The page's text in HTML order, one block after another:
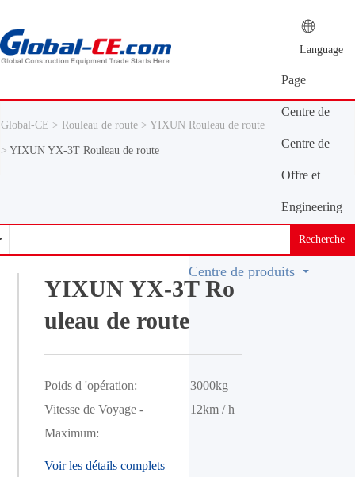
Language
Page
d'accueil
Centre de
presse
Centre de
produits
Offre et
demande
Engineering
Machinery
Vocabulary
Recherche
Centre de produits
Global-CE > Rouleau de route > YIXUN Rouleau de route
> YIXUN YX-3T Rouleau de route
YIXUN YX-3T Ro
uleau de route
Poids d 'opération:
3000kg
Vitesse de Voyage -
Maximum:
12km / h
Voir les détails complets